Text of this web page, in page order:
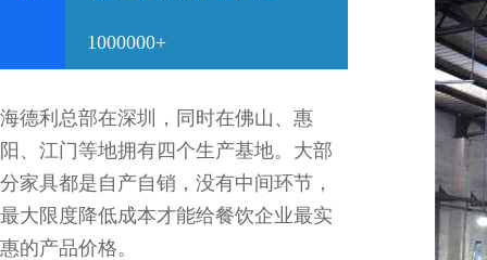
1000000+
海德利总部在深圳，同时在佛山、惠
阳、江门等地拥有四个生产基地。大部
分家具都是自产自销，没有中间环节，
最大限度降低成本才能给餐饮企业最实
惠的产品价格。